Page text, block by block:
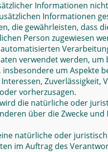
Informationen
Informationen
die gewährleisten, dass
Person zugewiesen
verwendet werden,
insbesondere um Aspekte
vorherzusagen.
die natürliche oder
über die Zwecke
natürliche oder
im Auftrag des